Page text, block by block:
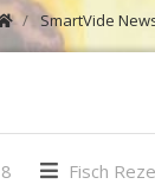
/ SmartVide
Fisch